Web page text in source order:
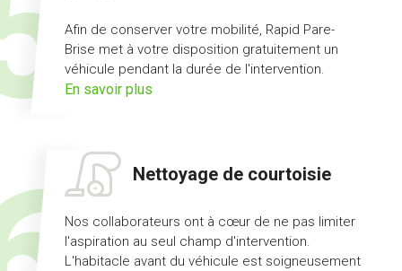
Afin de conserver votre mobilité, Rapid Pare-
Brise met à votre disposition gratuitement un
véhicule pendant la durée de l'intervention.
En savoir plus
véhicule
Nettoyage de courtoisie
Nos collaborateurs ont à cœur de ne pas limiter
l'aspiration au seul champ d'intervention.
L'habitacle avant du véhicule est soigneusement